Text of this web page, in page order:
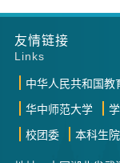
友情链接
Links
中华人民共和国教
华中师范大学
校团委
本科生院